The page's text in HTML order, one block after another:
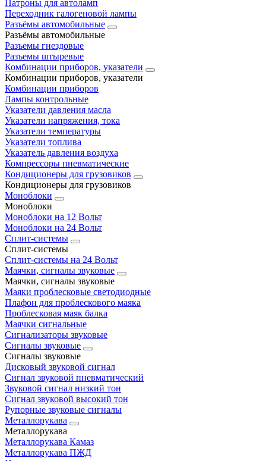
Патроны для автоламп
Переходник галогеновой лампы
Разъёмы автомобильные
Разъёмы автомобильные
Разъемы гнездовые
Разъемы штыревые
Комбинации приборов, указатели
Комбинации приборов, указатели
Комбинации приборов
Лампы контрольные
Указатели давления масла
Указатели напряжения, тока
Указатели температуры
Указатели топлива
Указатель давления воздуха
Компрессоры пневматические
Кондиционеры для грузовиков
Кондиционеры для грузовиков
Моноблоки
Моноблоки
Моноблоки на 12 Вольт
Моноблоки на 24 Вольт
Сплит-системы
Сплит-системы
Сплит‑системы на 24 Вольт
Маячки, сигналы звуковые
Маячки, сигналы звуковые
Маяки проблесковые светодиодные
Плафон для проблескового маяка
Проблесковая маяк балка
Маячки сигнальные
Сигнализаторы звуковые
Сигналы звуковые
Сигналы звуковые
Дисковый звуковой сигнал
Сигнал звуковой пневматический
Звуковой сигнал низкий тон
Сигнал звуковой высокий тон
Рупорные звуковые сигналы
Металлорукава
Металлорукава
Металлорукава Камаз
Металлорукава ПЖД